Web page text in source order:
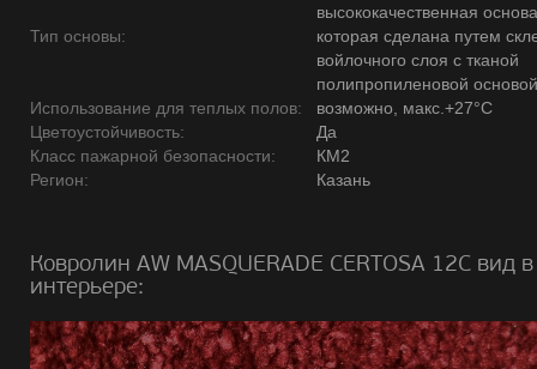
Тип основы:
высококачественная основа
которая сделана путем
войлочного слоя с тканой
полипропиленовой
Использование для теплых полов:
возможно, макс.+27°С
Цветоустойчивость:
Да
Класс пажарной безопасности:
КМ2
Регион:
Казань
Ковролин AW MASQUERADE CERTOSA 12C вид в
интерьере: